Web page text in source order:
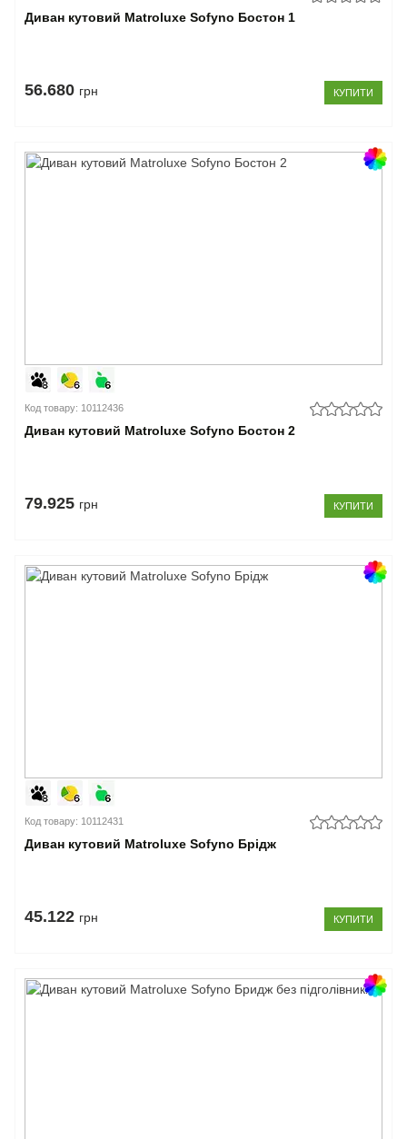
Диван кутовий Matroluxe Sofyno Бостон 1
56.680 грн КУПИТИ
Код товару: 10112436
Диван кутовий Matroluxe Sofyno Бостон 2
79.925 грн КУПИТИ
Код товару: 10112431
Диван кутовий Matroluxe Sofyno Брідж
45.122 грн КУПИТИ